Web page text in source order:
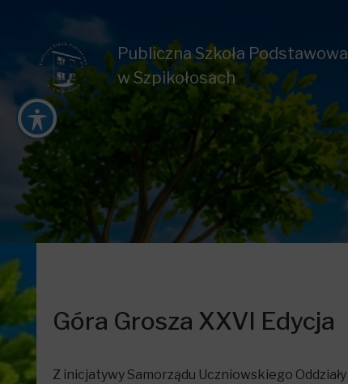
Publiczna Szkoła Podstawowa
w Szpikołosach
Góra Grosza XXVI Edycja
Z inicjatywy Samorządu Uczniowskiego